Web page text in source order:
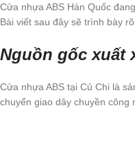
Cửa nhựa ABS Hàn Quốc
Bài viết sau đây sẽ trình bày
Nguồn gốc xuất
Cửa nhựa ABS tại Củ Chi là
chuyển giao dây chuyền công